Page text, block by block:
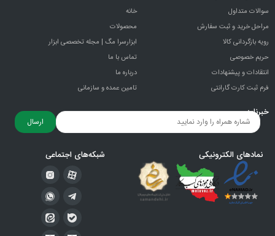
نووامی‌تواند بهترین انتخاب برای شما باشد.
سوالات متداول
مراحل خرید و ثبت سفارش
رویه بازگردانی کالا
حریم خصوصی
انتقادات و پيشنهادات
فرم ثبت کارت گارانتی
خانه
محصولات
ابزارسرا مگ | مجله تخصصی ابزار
تماس با ما
درباره ما
تامین عمده و سازمانی
خبرنامه
ارسال
نمادهای الکترونیکی شبکه‌های اجتماعی